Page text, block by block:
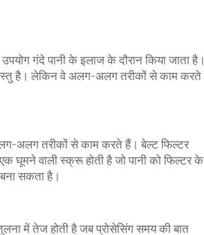
गंदे पानी के इलाज के दौरान किया जाता है।
वस्तु है। लेकिन वे अलग-अलग तरीकों से काम करते
अलग तरीकों से काम करते हैं। बेल्ट फिल्टर
घूमने वाली स्क्रू होती है जो पानी को फिल्टर के
सकता है।
में तेज होती है जब प्रोसेसिंग समय की बात